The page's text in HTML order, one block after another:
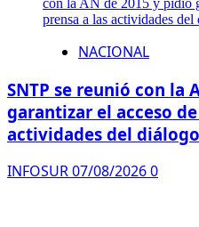
NACIONAL
SNTP se reunió con la
garantizar el acceso
actividades del diálogo
INFOSUR07/08/20260